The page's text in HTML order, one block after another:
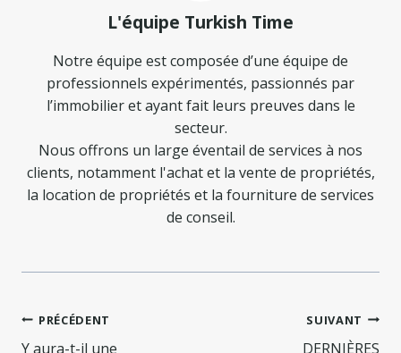
L'équipe Turkish Time
Notre équipe est composée d’une équipe de
professionnels expérimentés, passionnés par
l’immobilier et ayant fait leurs preuves dans le
secteur.
Nous offrons un large éventail de services à nos
clients, notamment l'achat et la vente de propriétés,
la location de propriétés et la fourniture de services
de conseil.
Navigation
PRÉCÉDENT
Y aura-t-il une
SUIVANT
DERNIÈRES